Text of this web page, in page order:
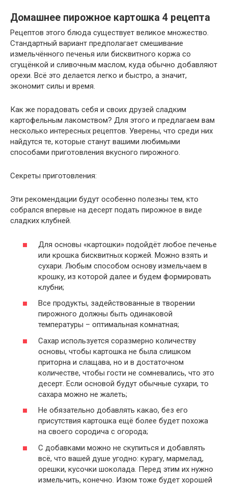
Домашнее пирожное картошка 4 рецепта
Рецептов этого блюда существует великое множество.
Стандартный вариант предполагает смешивание
измельчённого печенья или бисквитного коржа со
сгущёнкой и сливочным маслом, куда обычно добавляют
орехи. Всё это делается легко и быстро, а значит,
экономит силы и время.
Как же порадовать себя и своих друзей сладким
картофельным лакомством? Для этого и предлагаем вам
несколько интересных рецептов. Уверены, что среди них
найдутся те, которые станут вашими любимыми
способами приготовления вкусного пирожного.
Секреты приготовления:
Эти рекомендации будут особенно полезны тем, кто
собрался впервые на десерт подать пирожное в виде
сладких клубней.
Для основы «картошки» подойдёт любое печенье
или крошка бисквитных коржей. Можно взять и
сухари. Любым способом основу измельчаем в
крошку, из которой далее и будем формировать
клубни;
Все продукты, задействованные в творении
пирожного должны быть одинаковой
температуры – оптимальная комнатная;
Сахар используется соразмерно количеству
основы, чтобы картошка не была слишком
приторна и слащава, но и в достаточном
количестве, чтобы гости не сомневались, что это
десерт. Если основой будут обычные сухари, то
сахара можно не жалеть;
Не обязательно добавлять какао, без его
присутствия картошка ещё более будет похожа
на своего сородича с огорода;
С добавками можно не скупиться и добавлять
всё, что вашей душе угодно: курагу, мармелад,
орешки, кусочки шоколада. Перед этим их нужно
измельчить, конечно. Изюм тоже будет хорошей